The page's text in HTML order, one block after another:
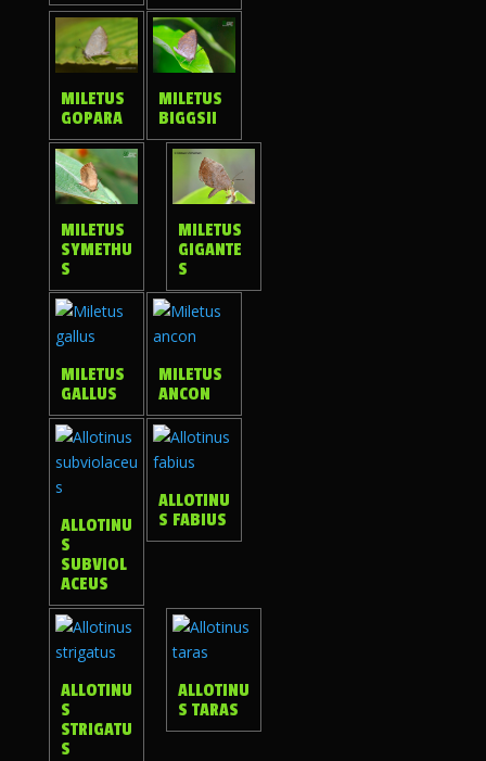
MILETUS
GOPARA
MILETUS
BIGGSII
MILETUS
SYMETHU
S
MILETUS
GIGANTE
S
MILETUS
GALLUS
MILETUS
ANCON
ALLOTINU
S
SUBVIOL
ACEUS
ALLOTINU
S FABIUS
ALLOTINU
S
STRIGATU
S
ALLOTINU
S TARAS